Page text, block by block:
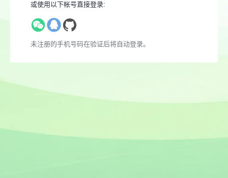
或使用以下帐号直接登录:
未注册的手机号码在验证后将自动登录。